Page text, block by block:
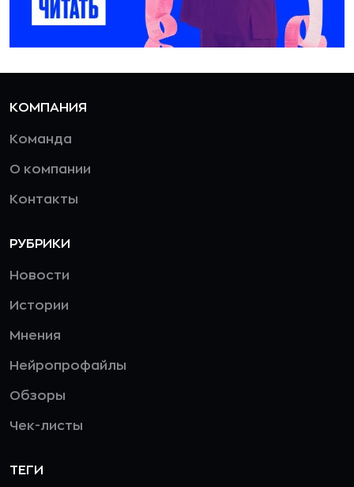
КОМПАНИЯ
Команда
О компании
Контакты
РУБРИКИ
Новости
Истории
Мнения
Нейропрофайлы
Обзоры
Чек-листы
ТЕГИ